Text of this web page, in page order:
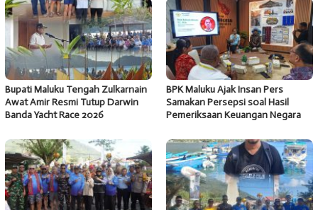
Bupati Maluku Tengah Zulkarnain
Awat Amir Resmi Tutup Darwin
Banda Yacht Race 2026
BPK Maluku Ajak Insan Pers
Samakan Persepsi soal Hasil
Pemeriksaan Keuangan Negara